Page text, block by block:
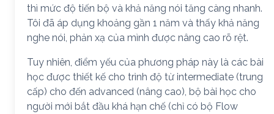
thì mức độ tiến bộ và khả năng nói tăng càng nhanh.
Tôi đã áp dụng khoảng gần 1 năm và thấy khả năng
nghe nói, phản xạ của mình được nâng cao rõ rệt.
Tuy nhiên, điểm yếu của phương pháp này là các bài
học được thiết kế cho trình độ từ intermediate (trung
cấp) cho đến advanced (nâng cao), bộ bài học cho
người mới bắt đầu khá hạn chế (chỉ có bộ Flow